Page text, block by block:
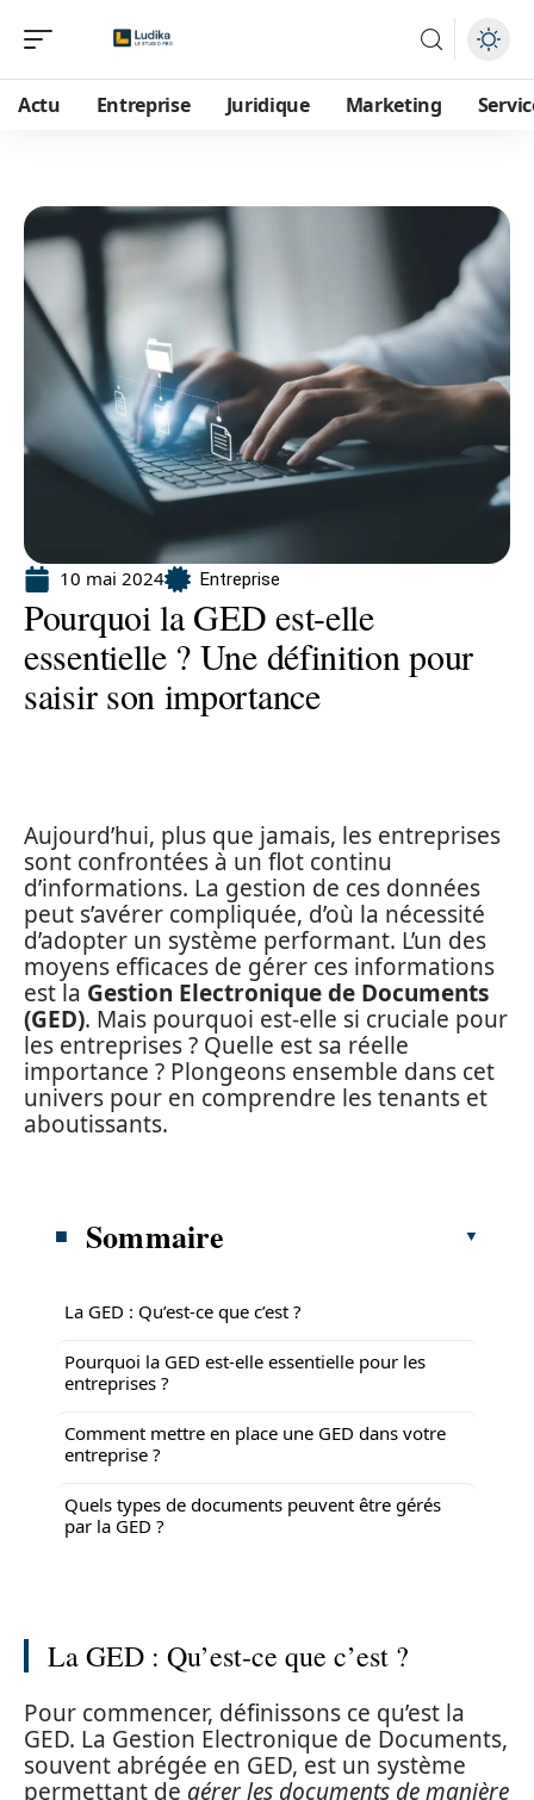
Actu Entreprise Juridique Marketing
10 mai 2024 Entreprise
Pourquoi la GED est-elle
essentielle ? Une définition pour
saisir son importance
Aujourd’hui, plus que jamais, les entreprises
sont confrontées à un flot continu
d’informations. La gestion de ces données
peut s’avérer compliquée, d’où la nécessité
d’adopter un système performant. L’un des
moyens efficaces de gérer ces informations
est la Gestion Electronique de Documents
(GED). Mais pourquoi est-elle si cruciale pour
les entreprises ? Quelle est sa réelle
importance ? Plongeons ensemble dans cet
univers pour en comprendre les tenants et
aboutissants.
Sommaire
La GED : Qu’est-ce que c’est ?
Pourquoi la GED est-elle essentielle pour les
entreprises ?
Comment mettre en place une GED dans votre
entreprise ?
Quels types de documents peuvent être gérés
par la GED ?
La GED : Qu’est-ce que c’est ?
Pour commencer, définissons ce qu’est la
GED. La Gestion Electronique de Documents,
souvent abrégée en GED, est un système
permettant de gérer les documents de manière